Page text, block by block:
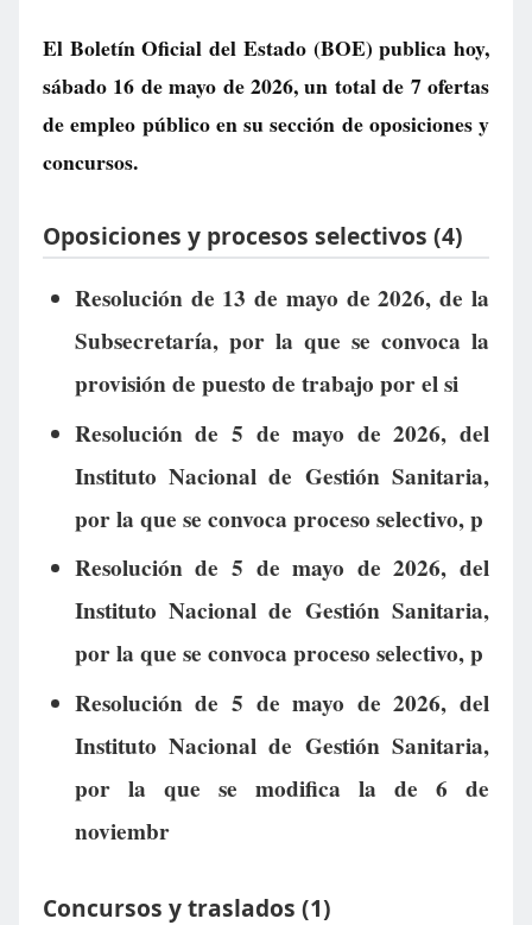
El Boletín Oficial del Estado (BOE) publica hoy,
sábado 16 de mayo de 2026, un total de 7 ofertas
de empleo públicoen su sección de oposiciones y
concursos.
Oposiciones y procesos selectivos (4)
Resolución de 13 de mayo de 2026, de la
Subsecretaría, por la que se convoca la
provisión de puesto de trabajo por el si
Resolución de 5 de mayo de 2026, del
Instituto Nacional de Gestión Sanitaria,
por la que se convoca proceso selectivo, p
Resolución de 5 de mayo de 2026, del
Instituto Nacional de Gestión Sanitaria,
por la que se convoca proceso selectivo, p
Resolución de 5 de mayo de 2026, del
Instituto Nacional de Gestión Sanitaria,
por la que se modifica la de 6 de
noviembr
Concursos y traslados (1)